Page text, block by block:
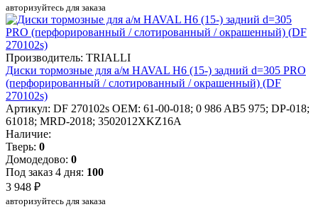
авторизуйтесь для заказа
Производитель: TRIALLI
Диски тормозные для а/м HAVAL H6 (15-) задний d=305 PRO
(перфорированный / слотированный / окрашенный) (DF
270102s)
Артикул: DF 270102s OEM: 61-00-018; 0 986 AB5 975; DP-018;
61018; MRD-2018; 3502012XKZ16A
Наличие:
Тверь: 0
Домодедово: 0
Под заказ 4 дня: 100
3 948 ₽
авторизуйтесь для заказа